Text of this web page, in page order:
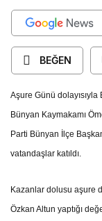
BEĞEN
Aşure Günü
Bünyan Kaymakamı
Parti Bünyan İlçe
vatandaşlar katıldı.
Kazanlar dolusu aşure
Özkan Altun yaptığı